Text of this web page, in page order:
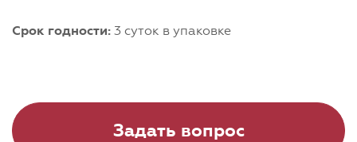
Срок годности: 3 суток в упаковке
Задать вопрос